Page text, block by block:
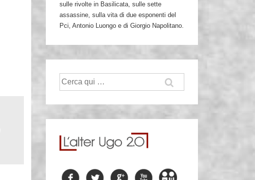
sulle rivolte in Basilicata, sulle sette
assassine, sulla vita di due esponenti del
Pci, Antonio Luongo e di Giorgio Napolitano.
Cerca: